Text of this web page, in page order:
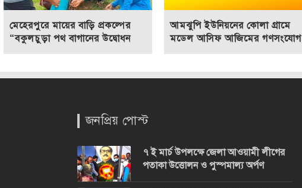
মেহেরপুরে মায়ের বাড়ি প্রকল্পের
“বকুলচুড়া পথ বাগানের উদ্বোধন
আমঝুপি ইউনিয়নের কোলা গ্রামে
মডেল আসিফ আজিমের গণসংযোগ
জনপ্রিয় পোস্ট
৭ ই মার্চ উপলক্ষে জেলা আওয়ামী লীগের
পতাকা উত্তোলন ও পুস্পমাল্য অর্পণ